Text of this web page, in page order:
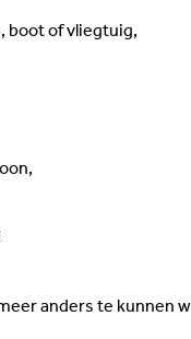
boot of vliegtuig,
anders te kunnen